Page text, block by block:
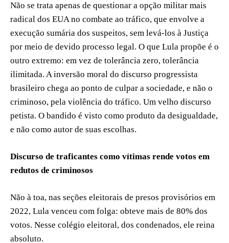
Não se trata apenas de questionar a opção militar mais
radical dos EUA no combate ao tráfico, que envolve a
execução sumária dos suspeitos, sem levá-los à Justiça
por meio de devido processo legal. O que Lula propõe é o
outro extremo: em vez de tolerância zero, tolerância
ilimitada. A inversão moral do discurso progressista
brasileiro chega ao ponto de culpar a sociedade, e não o
criminoso, pela violência do tráfico. Um velho discurso
petista. O bandido é visto como produto da desigualdade,
e não como autor de suas escolhas.
Discurso de traficantes como vítimas rende votos em
redutos de criminosos
Não à toa, nas seções eleitorais de presos provisórios em
2022, Lula venceu com folga: obteve mais de 80% dos
votos. Nesse colégio eleitoral, dos condenados, ele reina
absoluto.